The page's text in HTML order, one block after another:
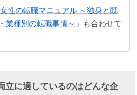
性の転職マニュアル ～独身と既
業種別の転職事情～ 」も合わせて
立に適しているのはどんな企